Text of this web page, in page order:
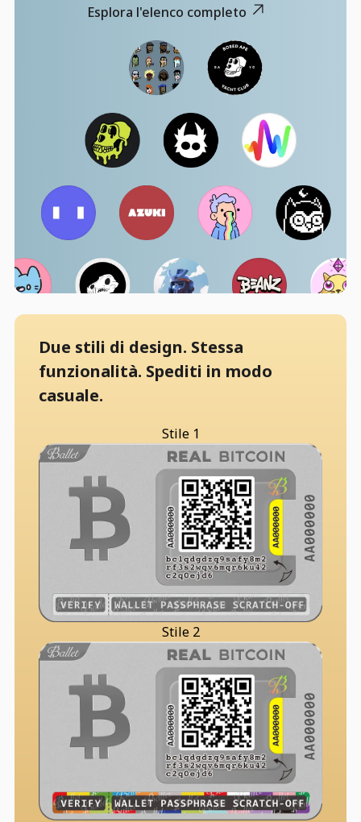
Esplora l'elenco completo
Due stili di design. Stessa
funzionalità. Spediti in modo
casuale.
Stile 1
Stile 2